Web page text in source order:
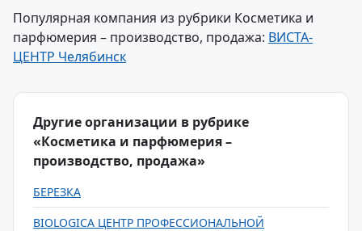
Популярная компания из рубрики Косметика и
парфюмерия – производство, продажа: ВИСТА-
ЦЕНТР Челябинск
Другие организации в рубрике
«Косметика и парфюмерия –
производство, продажа»
БЕРЕЗКА
BIOLOGICA ЦЕНТР ПРОФЕССИОНАЛЬНОЙ